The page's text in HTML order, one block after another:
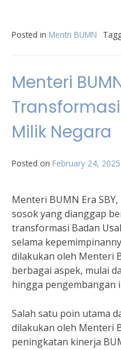
Posted in Mentri BUMN
Menteri
Milik Negara
Posted on February 24, 2025
Menteri BUMN Era
sosok yang dianggap
transformasi Badan
selama
dilakukan oleh Menteri
berbagai aspek, mulai
hingga pengembangan
Salah satu poin utama
dilakukan oleh Menteri
peningkatan kinerja